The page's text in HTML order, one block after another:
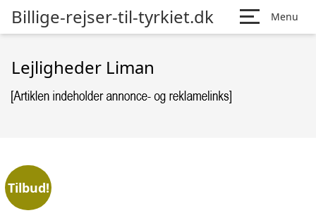
Billige-rejser-til-tyrkiet.dk Menu
Lejligheder Liman
Tilbud!